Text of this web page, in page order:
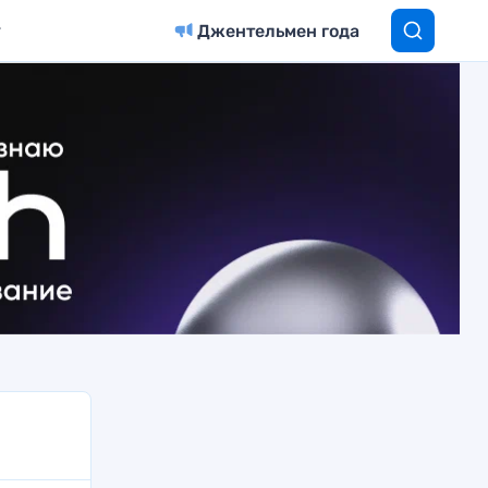
Джентельмен года